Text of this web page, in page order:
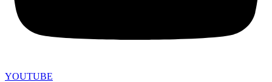
YOUTUBE